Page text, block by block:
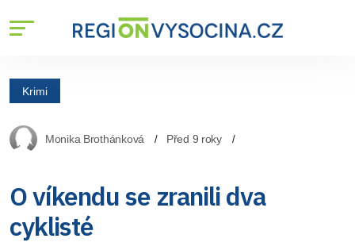
Krimi
Monika Brothánková Před 9 roky
O víkendu se zranili dva
cyklisté